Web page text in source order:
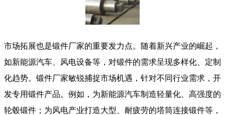
​​ 市场拓展也是锻件厂家的重要发力点。随着新兴产业的崛起，
如新能源汽车、风电设备等，对锻件的需求呈现多样化、定制
化趋势。锻件厂家敏锐捕捉市场机遇，针对不同行业需求，开
发专用锻件产品。例如，为新能源汽车制造轻量化、高强度的
轮毂锻件；为风电产业打造大型、耐疲劳的塔筒连接锻件等，